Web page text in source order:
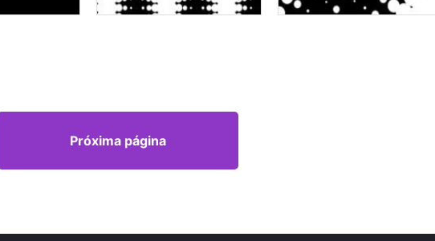
Próxima página